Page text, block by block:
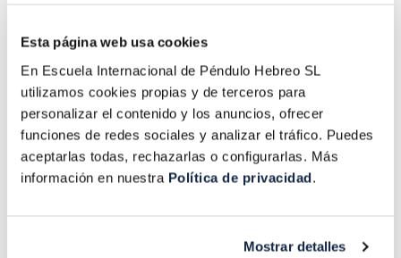
Esta página web usa cookies
En Escuela Internacional de Péndulo Hebreo SL
utilizamos cookies propias y de terceros para
personalizar el contenido y los anuncios, ofrecer
funciones de redes sociales y analizar el tráfico. Puedes
aceptarlas todas, rechazarlas o configurarlas. Más
información en nuestra Política de privacidad.
Mostrar detalles
sostiene influye
directamente en tu
estado interno, en tus
decisiones y en todo
lo que se manifiesta a
tu al rededor.
que ya están
aplicando más de
8.000 personasy
cómo les está
permitiendo